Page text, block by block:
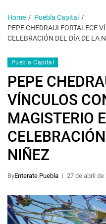
Home
Puebla Capital
PEPE CHEDRAUI FORTALECE
CELEBRACIÓN DEL DÍA DE LA
Puebla Capital
PEPE
VÍNCULOS
MAGISTERIO
NIÑEZ
ByEnterate Puebla 27 de abril de